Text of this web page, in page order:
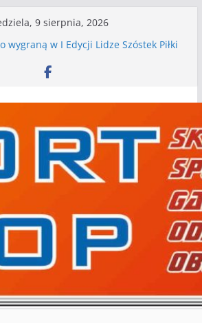
9 sierpnia, 2026
kolejne gry kontrolne, piłkarskie
przed nami
Kolejne gry kontrolne przed nimi
za nami
pierwszą edycję Ligi Szóstek w